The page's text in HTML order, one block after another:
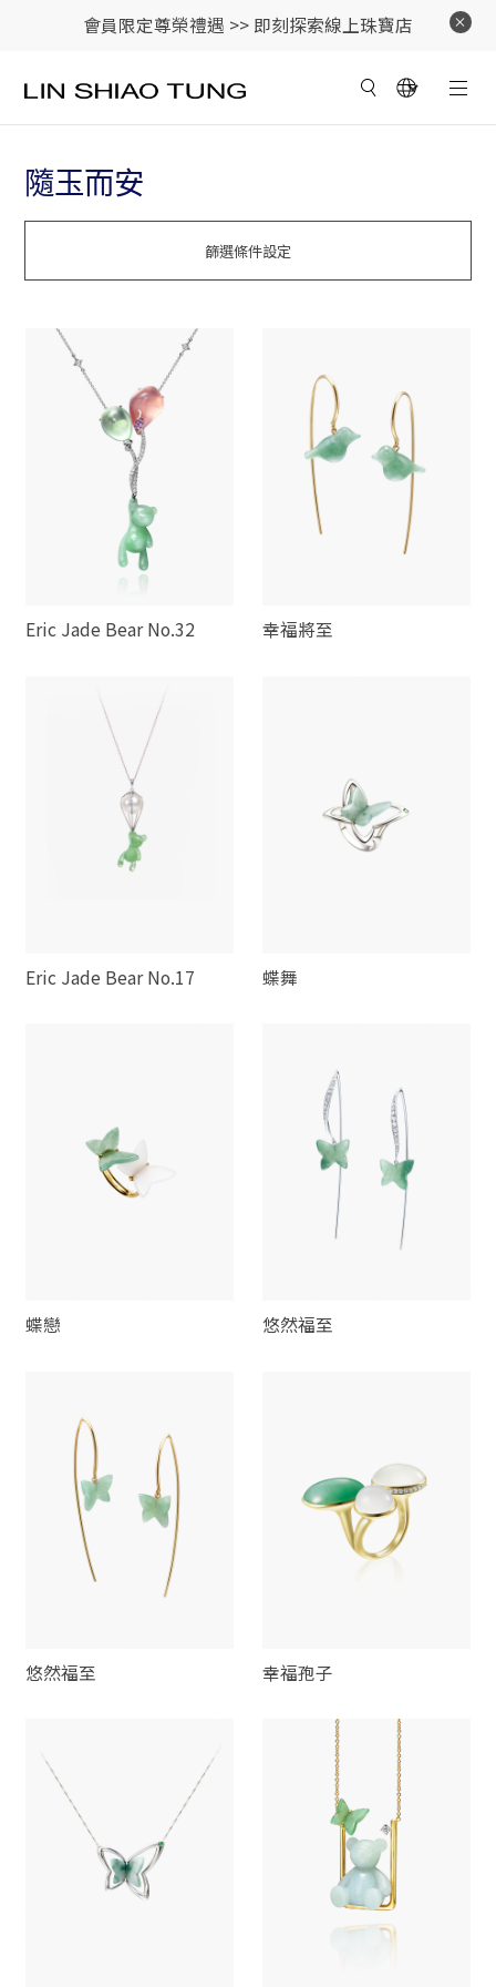
會員限定尊榮禮遇 >> 即刻探索線上珠寶店
隨玉而安
篩選條件設定
Eric Jade Bear No.32 幸福將至
Eric Jade Bear No.17 蝶舞
蝶戀 悠然福至
悠然福至 幸福孢子